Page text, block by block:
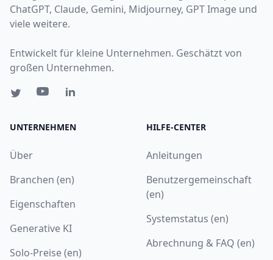
ChatGPT, Claude, Gemini, Midjourney, GPT Image und
viele weitere.
Entwickelt für kleine Unternehmen. Geschätzt von
großen Unternehmen.
UNTERNEHMEN
Über
Branchen (en)
Eigenschaften
Generative KI
Solo-Preise (en)
HILFE-CENTER
Anleitungen
Benutzergemeinschaft
(en)
Systemstatus (en)
Abrechnung & FAQ (en)